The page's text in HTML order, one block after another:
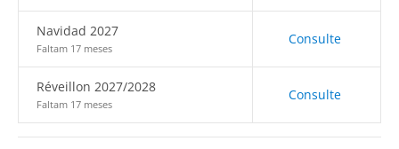
Navidad 2027
Faltam 17 meses
Consulte
Réveillon 2027/2028
Faltam 17 meses
Consulte